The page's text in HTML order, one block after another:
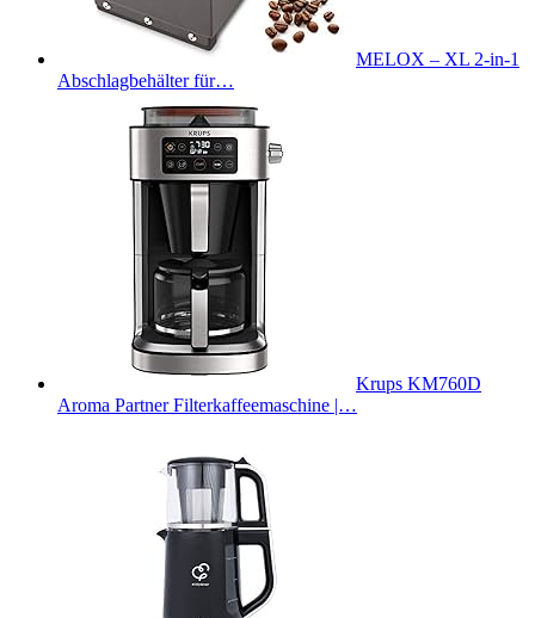
MELOX – XL 2-in-1
Abschlagbehälter für…
Krups KM760D
Aroma Partner Filterkaffeemaschine |…